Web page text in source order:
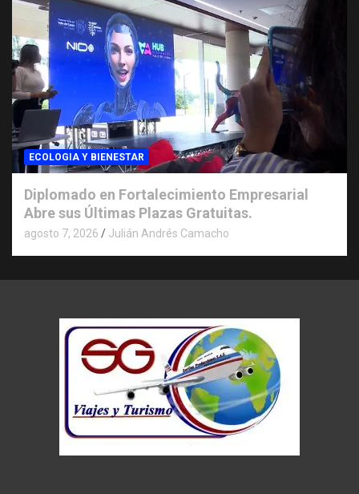
ECOLOGIA Y BIENESTAR
Diplomado en Fortalecimiento Empresarial
Abre sus Últimas Plazas Gratuitas.
agosto 7, 2026 Julián Andrés Camacho